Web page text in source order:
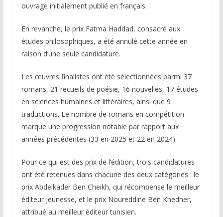
ouvrage initialement publié en français.
En revanche, le prix Fatma Haddad, consacré aux
études philosophiques, a été annulé cette année en
raison d’une seule candidature.
Les œuvres finalistes ont été sélectionnées parmi 37
romans, 21 recueils de poésie, 16 nouvelles, 17 études
en sciences humaines et littéraires, ainsi que 9
traductions. Le nombre de romans en compétition
marque une progression notable par rapport aux
années précédentes (33 en 2025 et 22 en 2024).
Pour ce qui est des prix de l’édition, trois candidatures
ont été retenues dans chacune des deux catégories : le
prix Abdelkader Ben Cheikh, qui récompense le meilleur
éditeur jeunesse, et le prix Noureddine Ben Khedher,
attribué au meilleur éditeur tunisien.